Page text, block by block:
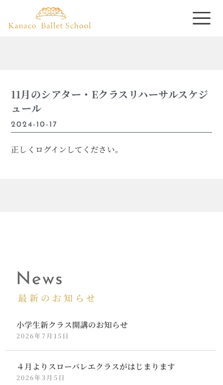
11月のシアター・Eクラスリハーサルスケジ
ュール
2024-10-17
正しくログインしてください。
News
最新のお知らせ
小学生新クラス開講のお知らせ
2026年7月15日
４月よりスローバレエクラスがはじまります
2026年3月5日